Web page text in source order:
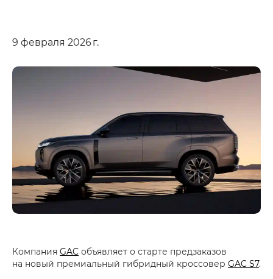
9 февраля 2026 г.
Компания GAC объявляет о старте предзаказов
на новый премиальный гибридный кроссовер GAC S7.